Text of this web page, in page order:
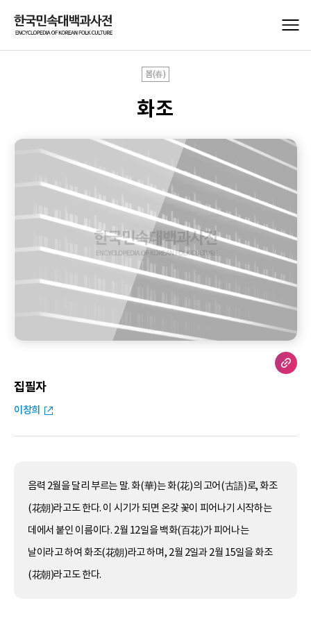
봄(春)
화조
집필자
이창희
음력 2월을 달리 부르는 말. 화(華)는 화(花)의 고어(古語)로, 화조
(花朝)라고도 한다. 이 시기가 되면 온갖 꽃이 피어나기 시작하는
데에서 붙인 이름이다. 2월 12일을 백화(百花)가 피어나는
날이라고 하여 화조(花朝)라고 하며, 2월 2일과 2월 15일을 화조
(花朝)라고도 한다.